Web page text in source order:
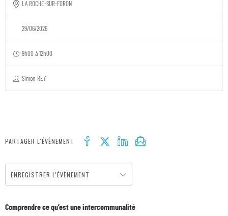
LA ROCHE-SUR-FORON
29/06/2026
9h00 à 12h00
Simon REY
PARTAGER L'ÉVÈNEMENT
ENREGISTRER L'ÉVÈNEMENT
Comprendre ce qu’est une intercommunalité